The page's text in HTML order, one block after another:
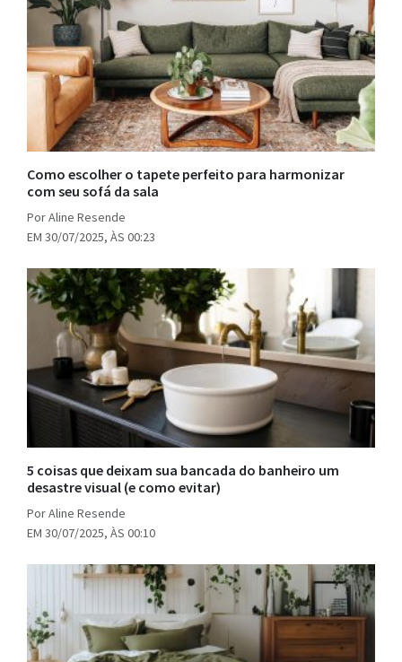
Como escolher o tapete perfeito para harmonizar
com seu sofá da sala
Por Aline Resende
EM 30/07/2025, ÀS 00:23
5 coisas que deixam sua bancada do banheiro um
desastre visual (e como evitar)
Por Aline Resende
EM 30/07/2025, ÀS 00:10